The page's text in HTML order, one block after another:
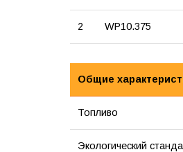
2 WP10.375
Общие
Топливо
Экологический